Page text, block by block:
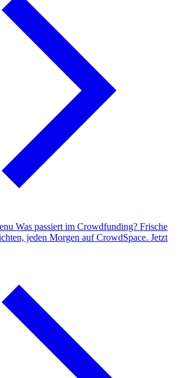
Was passiert im Crowdfunding? Frische
jeden Morgen auf CrowdSpace. Jetzt